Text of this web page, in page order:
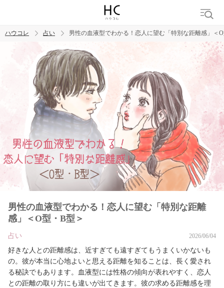
トレンド ワード
ハウコレ 占い 男性の血液型でわかる！恋人に望む「特別な距離感」＜
男性の血液型でわかる！恋人に望む「特別な距離
感」＜O型・B型＞
占い 2026/06/04
好きな人との距離感は、近すぎても遠すぎてもうまくいかないも
の。彼が本当に心地よいと思える距離を知ることは、長く愛され
る秘訣でもあります。血液型には性格の傾向が表れやすく、恋人
との距離の取り方にも違いが出てきます。彼の求める距離感を理